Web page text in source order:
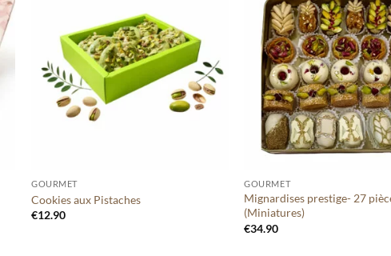
liste
GOURMET
Cookies aux Pistaches
€12.90
+
GOURMET
Mignardises prestige- 27
(Miniatures)
€34.90